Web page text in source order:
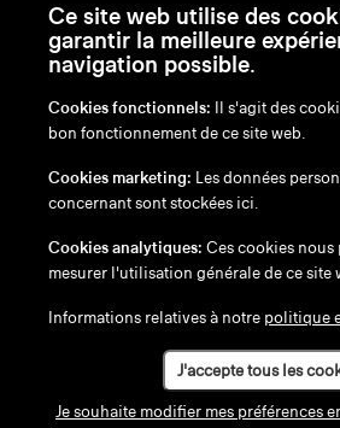
en/nl/fr/de
Exonération de responsabilité
Politique en matière de cookies
Ce site web utilise des
garantir la meilleure
navigation possible.
Cookies fonctionnels: Il s'agit des
bon fonctionnement de ce site web.
Cookies marketing: Les données
concernant sont stockées ici.
Cookies analytiques: Ces cookies nous
mesurer l'utilisation générale de ce site
Informations relatives à notre politique
J'accepte tous les
Je souhaite modifier mes préférences